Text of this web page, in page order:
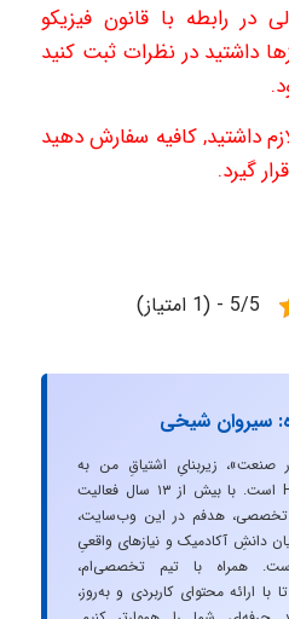
در رابطه با قانون فیزیکو
داشتید در نظرات ثبت کنید
داشتید, کافیه سفارش دهید
گیرد.
5/5 - (1 امتیاز)
سیروان شیخی
صنعت»، زیربنایِ اشتیاقِ من به
دنیایِ HSE است. با بیش از ۱۳ سال فعالیت
تخصصی، هدفم در این وب‌سایت،
دانشِ آکادمیک و نیازهای واقعیِ
همراه با تیم تخصصی‌ام،
با ارائه محتوای کاربردی و به‌روز،